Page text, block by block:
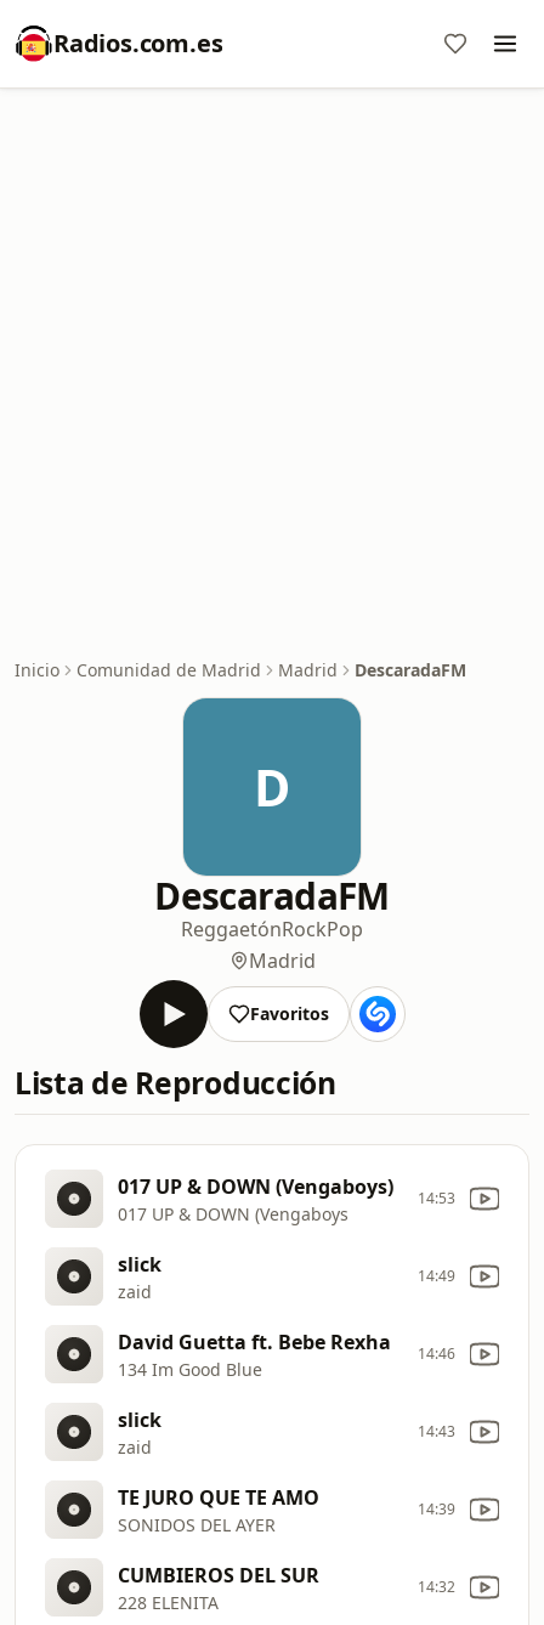
Radios.com.es
Inicio Comunidad de Madrid Madrid DescaradaFM
D
DescaradaFM
ReggaetónRockPop
Madrid
Favoritos
Lista de Reproducción
017 UP & DOWN (Vengaboys)
017 UP & DOWN (Vengaboys
14:53
slick
zaid
14:49
David Guetta ft. Bebe Rexha
134 Im Good Blue
14:46
slick
zaid
14:43
TE JURO QUE TE AMO
SONIDOS DEL AYER
14:39
CUMBIEROS DEL SUR
228 ELENITA
14:32